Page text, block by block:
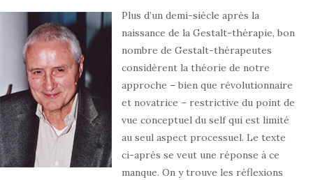
Plus d’un demi-siècle après la
naissance de la Gestalt-thérapie, bon
nombre de Gestalt-thérapeutes
considèrent la théorie de notre
approche – bien que révolutionnaire
et novatrice – restrictive du point de
vue conceptuel du self qui est limité
au seul aspect processuel. Le texte
ci-après se veut une réponse à ce
manque. On y trouve les réflexions